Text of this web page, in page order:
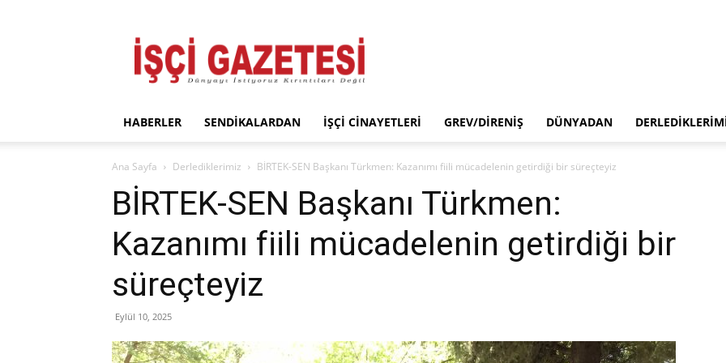
Gazetesi
HABERLER SENDIKALARDAN İŞÇI CINAYETLERI GREV/DIRENIŞ DÜNYADAN
Ana Sayfa Derlediklerimiz BİRTEK-SEN Başkanı Türkmen: Kazanımı fiili mücadelenin getirdiği bir süreçteyiz
BİRTEK-SEN Başkanı Türkmen:
Kazanımı fiili mücadelenin getirdiği bir
süreçteyiz
Eylül 10, 2025